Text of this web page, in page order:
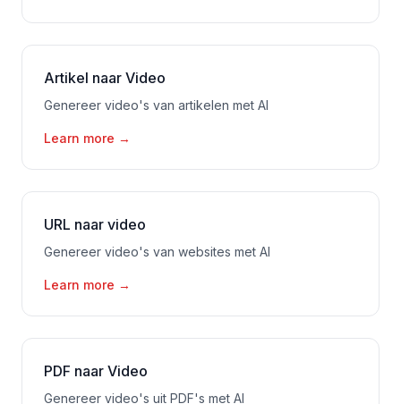
Artikel naar Video
Genereer video's van artikelen met AI
Learn more →
URL naar video
Genereer video's van websites met AI
Learn more →
PDF naar Video
Genereer video's uit PDF's met AI